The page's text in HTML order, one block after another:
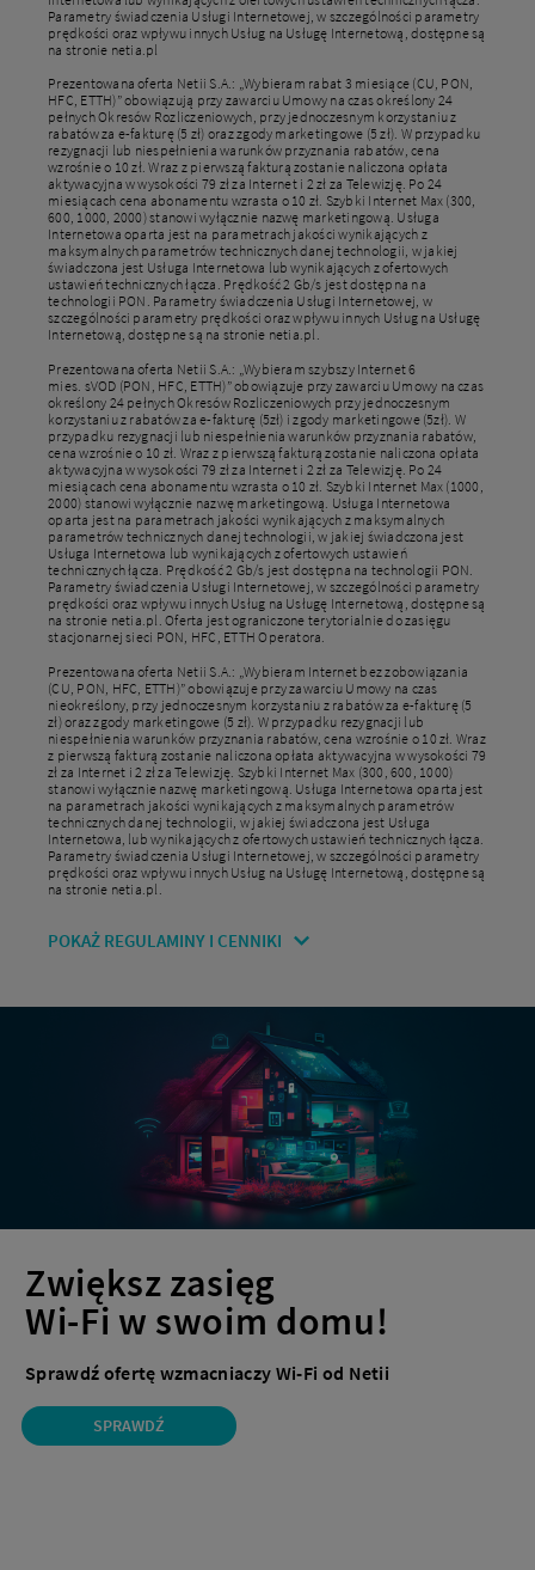
Parametry świadczenia Usługi Internetowej, w szczególności parametry
prędkości oraz wpływu innych Usług na Usługę Internetową, dostępne są
na stronie netia.pl
Prezentowana oferta Netii S.A.: „Wybieram rabat 3 miesiące (CU, PON,
HFC, ETTH)” obowiązują przy zawarciu Umowy na czas określony 24
pełnych Okresów Rozliczeniowych, przy jednoczesnym korzystaniu z
rabatów za e-fakturę (5 zł) oraz zgody marketingowe (5 zł). W przypadku
rezygnacji lub niespełnienia warunków przyznania rabatów, cena
wzrośnie o 10 zł. Wraz z pierwszą fakturą zostanie naliczona opłata
aktywacyjna w wysokości 79 zł za Internet i 2 zł za Telewizję. Po 24
miesiącach cena abonamentu wzrasta o 10 zł. Szybki Internet Max (300,
600, 1000, 2000) stanowi wyłącznie nazwę marketingową. Usługa
Internetowa oparta jest na parametrach jakości wynikających z
maksymalnych parametrów technicznych danej technologii, w jakiej
świadczona jest Usługa Internetowa lub wynikających z ofertowych
ustawień technicznych łącza. Prędkość 2 Gb/s jest dostępna na
technologii PON. Parametry świadczenia Usługi Internetowej, w
szczególności parametry prędkości oraz wpływu innych Usług na Usługę
Internetową, dostępne są na stronie netia.pl.
Prezentowana oferta Netii S.A.: „Wybieram szybszy Internet 6
mies. sVOD (PON, HFC, ETTH)” obowiązuje przy zawarciu Umowy na czas
określony 24 pełnych Okresów Rozliczeniowych przy jednoczesnym
korzystaniu z rabatów za e-fakturę (5zł) i zgody marketingowe (5zł). W
przypadku rezygnacji lub niespełnienia warunków przyznania rabatów,
cena wzrośnie o 10 zł. Wraz z pierwszą fakturą zostanie naliczona opłata
aktywacyjna w wysokości 79 zł za Internet i 2 zł za Telewizję. Po 24
miesiącach cena abonamentu wzrasta o 10 zł. Szybki Internet Max (1000,
2000) stanowi wyłącznie nazwę marketingową. Usługa Internetowa
oparta jest na parametrach jakości wynikających z maksymalnych
parametrów technicznych danej technologii, w jakiej świadczona jest
Usługa Internetowa lub wynikających z ofertowych ustawień
technicznych łącza. Prędkość 2 Gb/s jest dostępna na technologii PON.
Parametry świadczenia Usługi Internetowej, w szczególności parametry
prędkości oraz wpływu innych Usług na Usługę Internetową, dostępne są
na stronie netia.pl. Oferta jest ograniczone terytorialnie do zasięgu
stacjonarnej sieci PON, HFC, ETTH Operatora.
Prezentowana oferta Netii S.A.: „Wybieram Internet bez zobowiązania
(CU, PON, HFC, ETTH)” obowiązuje przy zawarciu Umowy na czas
nieokreślony, przy jednoczesnym korzystaniu z rabatów za e-fakturę (5
zł) oraz zgody marketingowe (5 zł). W przypadku rezygnacji lub
niespełnienia warunków przyznania rabatów, cena wzrośnie o 10 zł. Wraz
z pierwszą fakturą zostanie naliczona opłata aktywacyjna w wysokości 79
zł za Internet i 2 zł za Telewizję. Szybki Internet Max (300, 600, 1000)
stanowi wyłącznie nazwę marketingową. Usługa Internetowa oparta jest
na parametrach jakości wynikających z maksymalnych parametrów
technicznych danej technologii, w jakiej świadczona jest Usługa
Internetowa, lub wynikających z ofertowych ustawień technicznych łącza.
Parametry świadczenia Usługi Internetowej, w szczególności parametry
prędkości oraz wpływu innych Usług na Usługę Internetową, dostępne są
na stronie netia.pl.
POKAŻ REGULAMINY I CENNIKI
Zwiększ zasięg
Wi-Fi w swoim domu!
Sprawdź ofertę wzmacniaczy Wi-Fi od Netii
SPRAWDŹ